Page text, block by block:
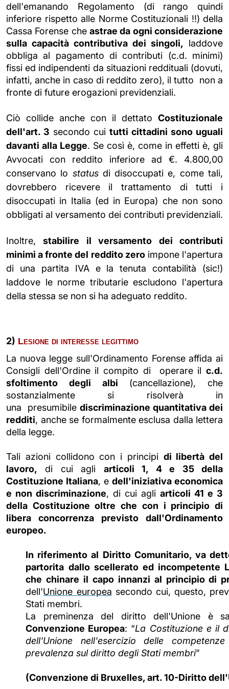
dell'emanando Regolamento (di rango quindi
inferiore rispetto alle Norme Costituzionali !!) della
Cassa Forense che astrae da ogni considerazione
sulla capacità contributiva dei singoli, laddove
obbliga al pagamento di contributi (c.d. minimi)
fissi ed indipendenti da situazioni reddituali (dovuti,
infatti, anche in caso di reddito zero), il tutto non a
fronte di future erogazioni previdenziali.
Ciò collide anche con il dettato Costituzionale
dell'art. 3 secondo cui tutti cittadini sono uguali
davanti alla Legge. Se così è, come in effetti è, gli
Avvocati con reddito inferiore ad €. 4.800,00
conservano lo statusdi disoccupati e, come tali,
dovrebbero ricevere il trattamento di tutti i
disoccupati in Italia (ed in Europa) che non sono
obbligati al versamento dei contributi previdenziali.
Inoltre,stabilire il versamento dei contributi
minimi a fronte del reddito zeroimpone l'apertura
di una partita IVA e la tenuta contabilità (sic!)
laddove le norme tributarie escludono l'apertura
della stessa se non si ha adeguato reddito.
2) Lesione di interesse legittimo
La nuova legge sull'Ordinamento Forense affida ai
Consigli dell'Ordine il compito di operare il c.d.
sfoltimento degli albi (cancellazione), che
sostanzialmente si risolverà in
una presumibile discriminazione quantitativa dei
redditi, anche se formalmente esclusa dalla lettera
della legge.
Tali azioni collidono con i principi di libertà del
lavoro, di cui agli articoli 1, 4 e 35 della
Costituzione Italiana, e dell'iniziativa economica
e non discriminazione, di cui agli articoli 41 e 3
della Costituzioneoltre che con i principio di
libera concorrenza previsto dall'Ordinamento
europeo.
In riferimento al Diritto Comunitario, va
partorita dallo scellerato ed incompetente
che chinare il capo innanzi al principio di
dell'Unione europea secondo cui, questo,
Stati membri.
La preminenza del diritto dell'Unione è
Convenzione Europea: “La Costituzione e il
dell'Unione nell'esercizio delle
prevalenza sul diritto degli Stati membri”
(Convenzione di Bruxelles, art. 10-Diritto